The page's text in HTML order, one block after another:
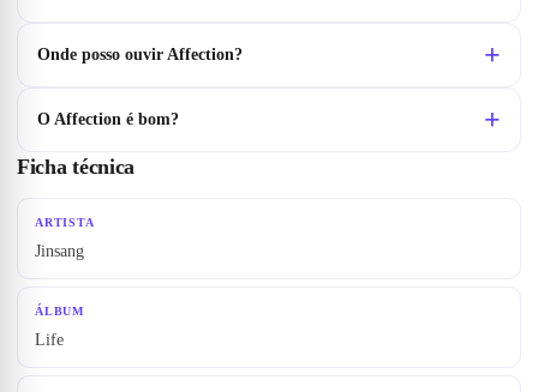
Onde posso ouvir Affection?
O Affection é bom?
Ficha técnica
ARTISTA
Jinsang
ÁLBUM
Life